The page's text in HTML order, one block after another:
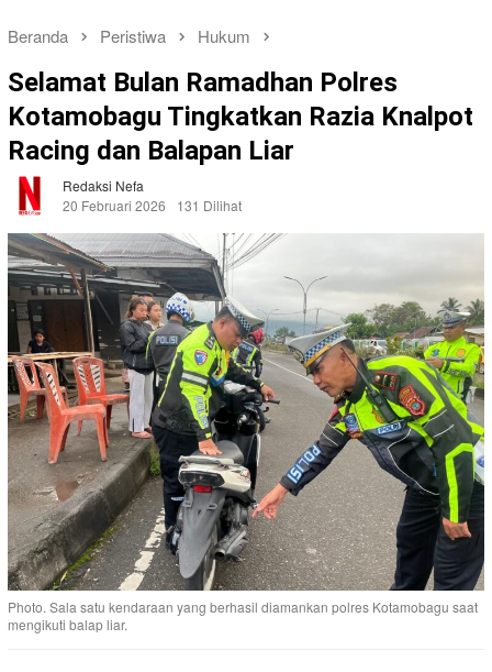
Beranda Peristiwa Hukum
Selamat Bulan Ramadhan Polres
Kotamobagu Tingkatkan Razia Knalpot
Racing dan Balapan Liar
Redaksi Nefa
20 Februari 2026
131 Dilihat
Photo. Sala satu kendaraan yang berhasil diamankan polres Kotamobagu saat
mengikuti balap liar.